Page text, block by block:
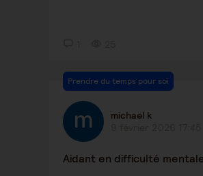
Prendre du temps pour soi
michael k
Aidant en difficulté